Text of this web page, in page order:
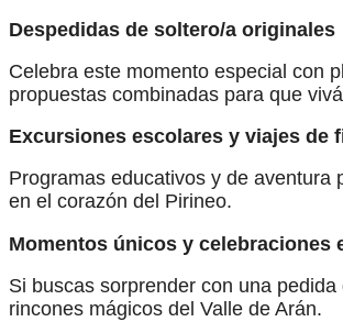
Despedidas de soltero/a originales
Celebra este momento especial con
propuestas combinadas para que
Excursiones escolares y viajes de
Programas educativos y de aventura
en el corazón del Pirineo.
Momentos únicos y celebraciones
Si buscas sorprender con una
rincones mágicos del Valle de Arán.